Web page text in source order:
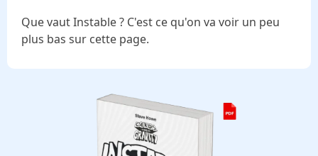
Que vaut Instable ? C'est ce qu'on va voir un peu
plus bas sur cette page.